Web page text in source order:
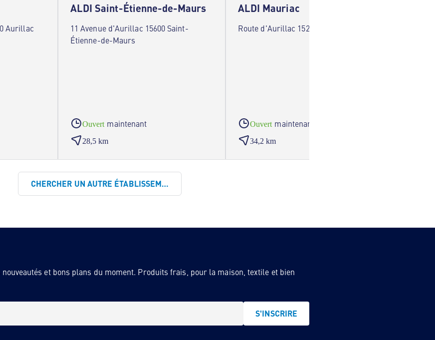
Aurillac
ALDI Saint-Étienne-de-Maurs
11 Avenue d'Aurillac 15600 Saint-
Étienne-de-Maurs
Ouvert maintenant
28,5 km
ALDI Mauriac
Route d'Aurillac 15200 Mauriac
Ouvert maintenant
34,2 km
CHERCHER UN AUTRE ÉTABLISSEMENT
nouveautés et bons plans du moment. Produits frais, pour la maison, textile et bien
S'INSCRIRE